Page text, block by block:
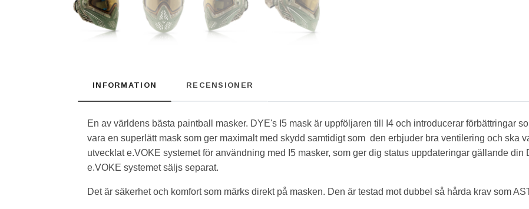
INFORMATION RECENSIONER
En av världens bästa paintball masker. DYE's I5 mask är uppföljaren till I4 och introducerar förbättringar
vara en superlätt mask som ger maximalt med skydd samtidigt som den erbjuder bra ventilering och ska
utvecklat e.VOKE systemet för användning med I5 masker, som ger dig status uppdateringar gällande din
e.VOKE systemet säljs separat.
Det är säkerhet och komfort som märks direkt på masken. Den är testad mot dubbel så hårda krav som